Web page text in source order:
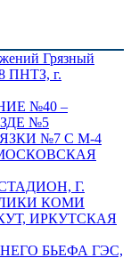
Грязный
ПНТЗ, г.
№40 –
№5
№7 С М-4
Г.
КОМИ
ИРКУТСКАЯ
БЬЕФА ГЭС,